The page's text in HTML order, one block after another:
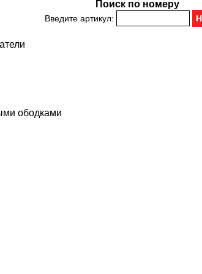
Поиск по номеру
Введите артикул:
ободками